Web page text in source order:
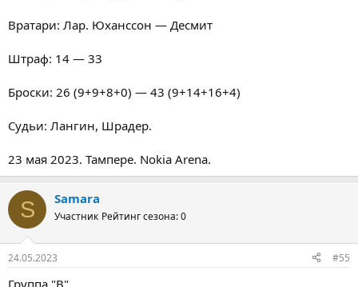
Вратари: Лар. Юханссон — Десмит
Штраф: 14 — 33
Броски: 26 (9+9+8+0) — 43 (9+14+16+4)
Судьи: Лангин, Шрадер.
23 мая 2023. Тампере. Nokia Arena.
S Samara
Участник Рейтинг сезона: 0
24.05.2023 #55
Группа "В"